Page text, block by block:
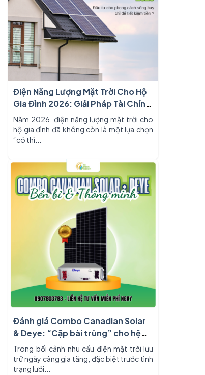
Điện Năng Lượng Mặt Trời Cho Hộ
Gia Đình 2026: Giải Pháp Tài Chính
Thông Minh
Năm 2026, điện năng lượng mặt trời cho
hộ gia đình đã không còn là một lựa chọn
“có thì...
Đánh giá Combo Canadian Solar
& Deye: “Cặp bài trùng” cho hệ
thống điện mặt trời lưu trữ
Trong bối cảnh nhu cầu điện mặt trời lưu
trữ ngày càng gia tăng, đặc biệt trước tình
trạng lưới...